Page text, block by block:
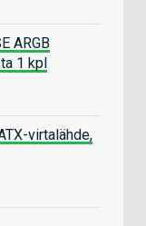
ARGB
1 kpl
virtalähde,